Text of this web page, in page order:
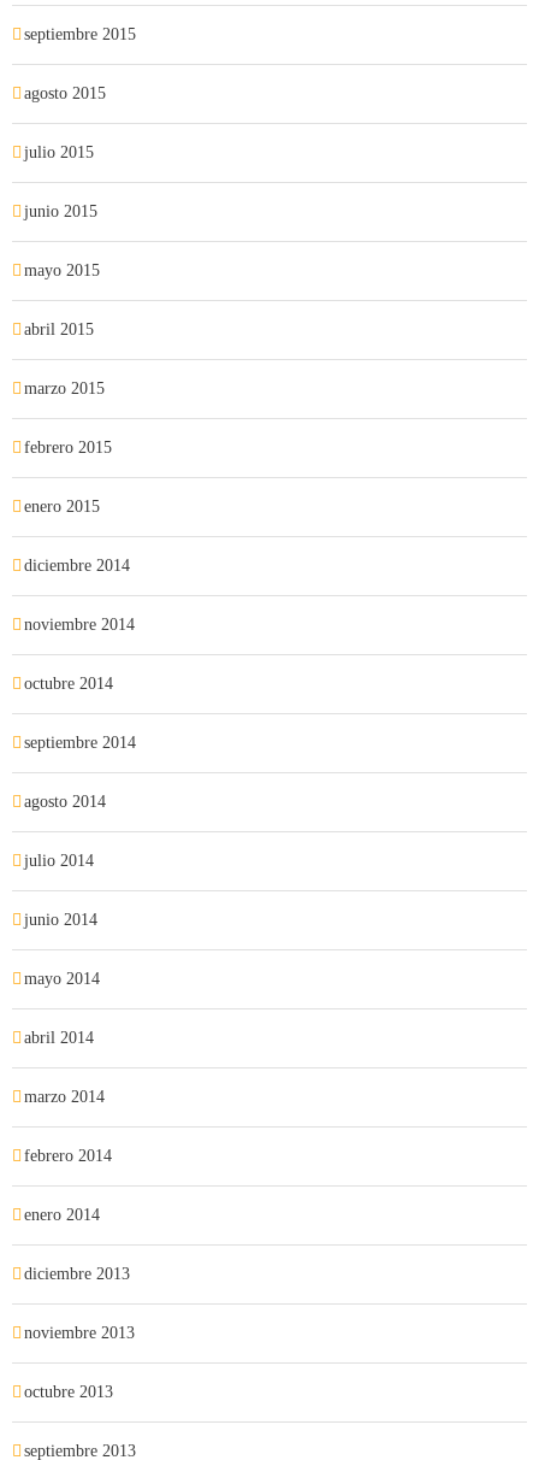
septiembre 2015
agosto 2015
julio 2015
junio 2015
mayo 2015
abril 2015
marzo 2015
febrero 2015
enero 2015
diciembre 2014
noviembre 2014
octubre 2014
septiembre 2014
agosto 2014
julio 2014
junio 2014
mayo 2014
abril 2014
marzo 2014
febrero 2014
enero 2014
diciembre 2013
noviembre 2013
octubre 2013
septiembre 2013